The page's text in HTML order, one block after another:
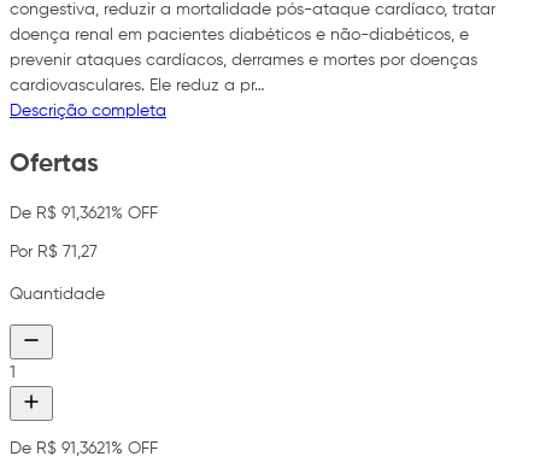
congestiva, reduzir a mortalidade pós-ataque cardíaco, tratar
doença renal em pacientes diabéticos e não-diabéticos, e
prevenir ataques cardíacos, derrames e mortes por doenças
cardiovasculares. Ele reduz a pr…
Descrição completa
Ofertas
De R$ 91,3621% OFF
Por R$ 71,27
Quantidade
1
De R$ 91,3621% OFF